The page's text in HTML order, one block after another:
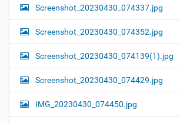
Screenshot_20230430_074337.jpg
Screenshot_20230430_074352.jpg
Screenshot_20230430_074139(1).jpg
Screenshot_20230430_074429.jpg
IMG_20230430_074450.jpg